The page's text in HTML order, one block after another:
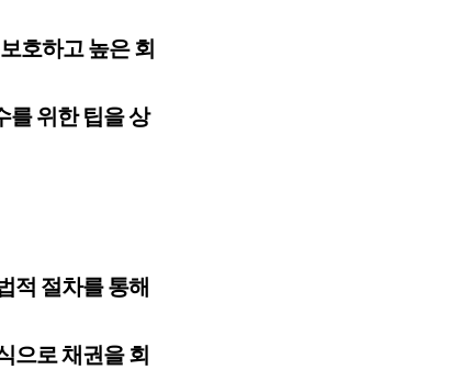
호하고 높은 회
를 위한 팁을 상
적 절차를 통해
으로 채권을 회